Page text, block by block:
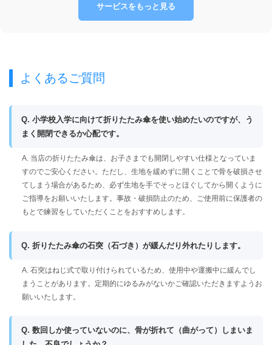
サービスをもっと見る
よくあるご質問
Q. 小学校入学に向けて折りたたみ傘を使い始めたいのですが、う
まく開閉できるか心配です。
A. 当店の折りたたみ傘は、お子さまでも開閉しやすい仕様となっていま
すのでご安心ください。ただし、生地を緩めずに開くことで骨を破損させ
てしまう場合があるため、必ず生地を手でそっとほぐしてから開くように
ご指導をお願いいたします。事故・破損防止のため、ご使用前に保護者の
もとで練習をしていただくことをおすすめします。
Q. 折りたたみ傘の石突（石づき）が緩んだり外れたりします。
A. 石突はねじ式で取り付けられているため、使用中や運搬中に緩んでし
まうことがあります。定期的にゆるみがないかご確認いただきますようお
願いいたします。
Q. 数回しか使っていないのに、骨が折れて（曲がって）しまいま